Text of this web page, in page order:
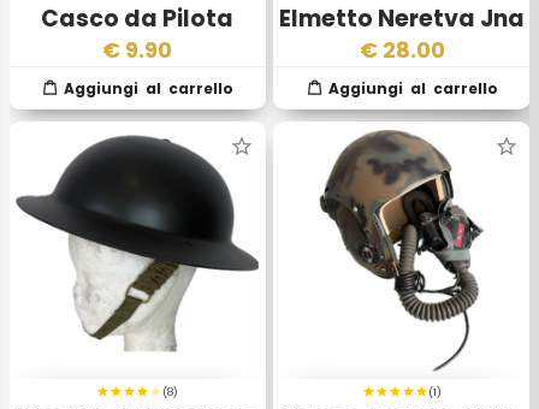
Casco da Pilota
Ceco Originale 3
Scelta
€ 9.90
Elmetto Neretva Jna
€ 28.00
(8) (1)